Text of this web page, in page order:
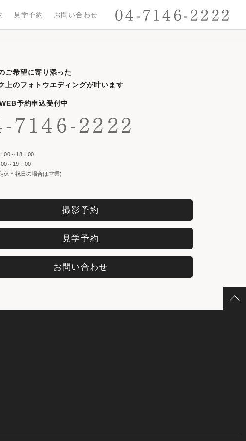
見学予約 お問い合わせ
ご希望に寄り添った
上のフォトウエディングが叶います
予約申込受付中
～18：00
～19：00
休＊祝日の場合は営業)
撮影予約
見学予約
お問い合わせ